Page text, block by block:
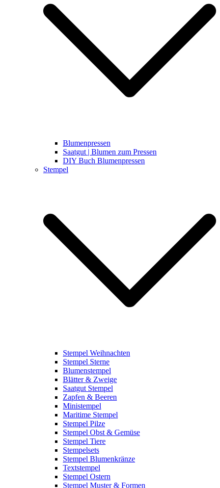
Blumenpressen
Saatgut | Blumen zum Pressen
DIY Buch Blumenpressen
Stempel
Stempel Weihnachten
Stempel Sterne
Blumenstempel
Blätter & Zweige
Saatgut Stempel
Zapfen & Beeren
Ministempel
Maritime Stempel
Stempel Pilze
Stempel Obst & Gemüse
Stempel Tiere
Stempelsets
Stempel Blumenkränze
Textstempel
Stempel Ostern
Stempel Muster & Formen